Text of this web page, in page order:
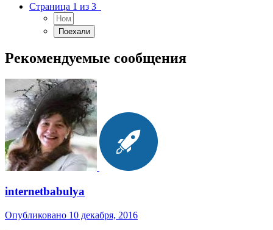
Страница 1 из 3
Рекомендуемые сообщения
internetbabulya
Опубликовано 10 декабря, 2016